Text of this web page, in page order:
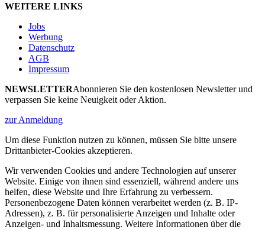
WEITERE LINKS
Jobs
Werbung
Datenschutz
AGB
Impressum
NEWSLETTERAbonnieren Sie den kostenlosen Newsletter und
verpassen Sie keine Neuigkeit oder Aktion.
zur Anmeldung
Um diese Funktion nutzen zu können, müssen Sie bitte unsere
Drittanbieter-Cookies akzeptieren.
Wir verwenden Cookies und andere Technologien auf unserer
Website. Einige von ihnen sind essenziell, während andere uns
helfen, diese Website und Ihre Erfahrung zu verbessern.
Personenbezogene Daten können verarbeitet werden (z. B. IP-
Adressen), z. B. für personalisierte Anzeigen und Inhalte oder
Anzeigen- und Inhaltsmessung. Weitere Informationen über die